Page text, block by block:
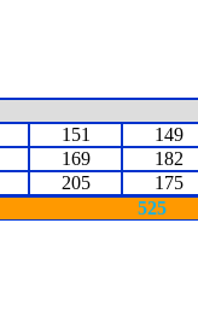
151 149
169 182
205 175
525